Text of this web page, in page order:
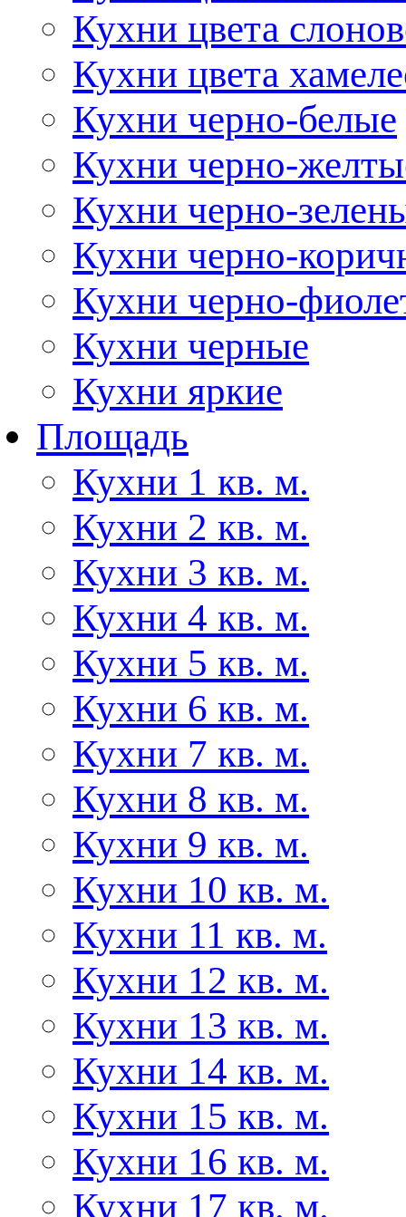
Кухни цвета
Кухни цвета
Кухни черно-белые
Кухни черно-
Кухни черно-
Кухни черно-
Кухни черно-
Кухни черные
Кухни яркие
Площадь
Кухни 1 кв. м.
Кухни 2 кв. м.
Кухни 3 кв. м.
Кухни 4 кв. м.
Кухни 5 кв. м.
Кухни 6 кв. м.
Кухни 7 кв. м.
Кухни 8 кв. м.
Кухни 9 кв. м.
Кухни 10 кв. м.
Кухни 11 кв. м.
Кухни 12 кв. м.
Кухни 13 кв. м.
Кухни 14 кв. м.
Кухни 15 кв. м.
Кухни 16 кв. м.
Кухни 17 кв. м.